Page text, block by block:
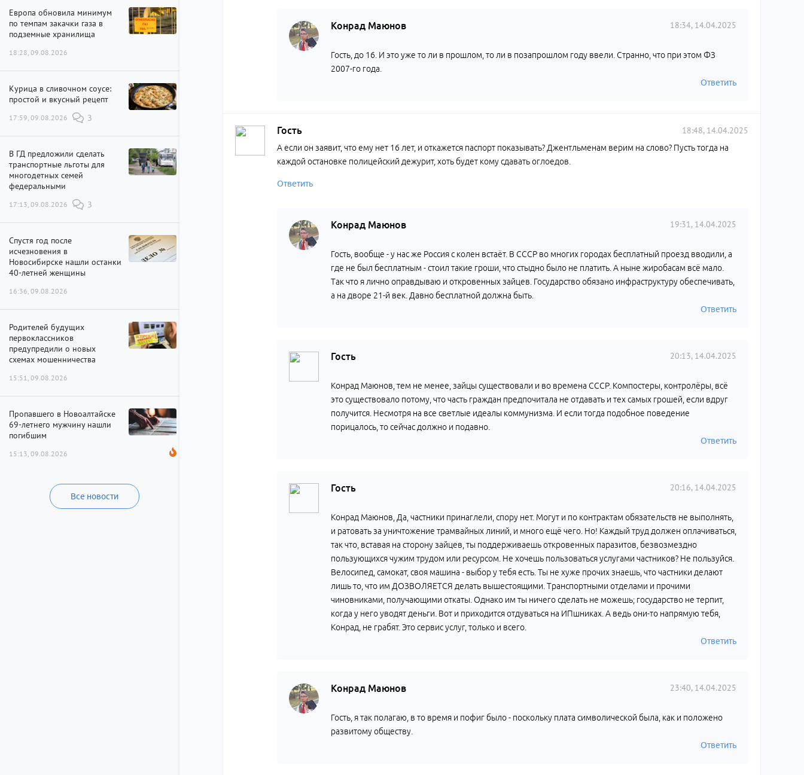
Европа обновила минимум
по темпам закачки газа в
подземные хранилища
18:28, 09.08.2026
Курица в сливочном соусе:
простой и вкусный рецепт
17:59, 09.08.2026 3
В ГД предложили сделать
транспортные льготы для
многодетных семей
федеральными
17:13, 09.08.2026 3
Спустя год после
исчезновения в
Новосибирске нашли останки
40-летней женщины
16:36, 09.08.2026
Родителей будущих
первоклассников
предупредили о новых
схемах мошенничества
15:51, 09.08.2026
Пропавшего в Новоалтайске
69-летнего мужчину нашли
погибшим
15:13, 09.08.2026
Все новости
Конрад Маюнов 18:34, 14.04.2025
Гость, до 16. И это уже то ли в прошлом, то ли в позапрошлом году ввели. Странно, что при этом ФЗ
2007-го года.
Ответить
Гость 18:48, 14.04.2025
А если он заявит, что ему нет 16 лет, и откажется паспорт показывать? Джентльменам верим на слово? Пусть тогда на
каждой остановке полицейский дежурит, хоть будет кому сдавать оглоедов.
Ответить
Конрад Маюнов 19:31, 14.04.2025
Гость, вообще - у нас же Россия с колен встаёт. В СССР во многих городах бесплатный проезд вводили, а
где не был бесплатным - стоил такие гроши, что стыдно было не платить. А ныне жиробасам всё мало.
Так что я лично оправдываю и откровенных зайцев. Государство обязано инфраструктуру обеспечивать,
а на дворе 21-й век. Давно бесплатной должна быть.
Ответить
Гость 20:13, 14.04.2025
Конрад Маюнов, тем не менее, зайцы существовали и во времена СССР. Компостеры, контролёры, всё
это существовало потому, что часть граждан предпочитала не отдавать и тех самых грошей, если вдруг
получится. Несмотря на все светлые идеалы коммунизма. И если тогда подобное поведение
порицалось, то сейчас должно и подавно.
Ответить
Гость 20:16, 14.04.2025
Конрад Маюнов, Да, частники принаглели, спору нет. Могут и по контрактам обязательств не выполнять,
и ратовать за уничтожение трамвайных линий, и много ещё чего. Но! Каждый труд должен оплачиваться,
так что, вставая на сторону зайцев, ты поддерживаешь откровенных паразитов, безвозмездно
пользующихся чужим трудом или ресурсом. Не хочешь пользоваться услугами частников? Не пользуйся.
Велосипед, самокат, своя машина - выбор у тебя есть. Ты не хуже прочих знаешь, что частники делают
лишь то, что им ДОЗВОЛЯЕТСЯ делать вышестоящими. Транспортными отделами и прочими
чиновниками, получающими откаты. Однако им ты ничего сделать не можешь; государство не терпит,
когда у него уводят деньги. Вот и приходится отдуваться на ИПшниках. А ведь они-то напрямую тебя,
Конрад, не грабят. Это сервис услуг, только и всего.
Ответить
Конрад Маюнов 23:40, 14.04.2025
Гость, я так полагаю, в то время и пофиг было - поскольку плата символической была, как и положено
развитому обществу.
Ответить